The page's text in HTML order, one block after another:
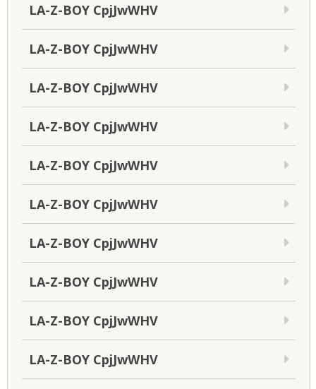
LA-Z-BOY CpjJwWHV
LA-Z-BOY CpjJwWHV
LA-Z-BOY CpjJwWHV
LA-Z-BOY CpjJwWHV
LA-Z-BOY CpjJwWHV
LA-Z-BOY CpjJwWHV
LA-Z-BOY CpjJwWHV
LA-Z-BOY CpjJwWHV
LA-Z-BOY CpjJwWHV
LA-Z-BOY CpjJwWHV